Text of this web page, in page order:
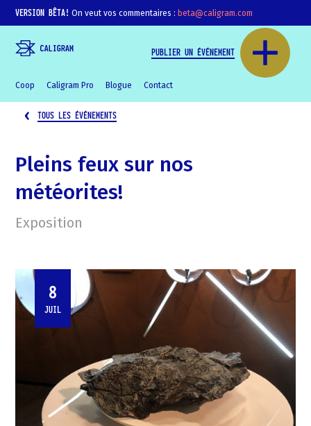
VERSION BÊTA! On veut vos commentaires : beta@caligram.com
Coop Caligram Pro Blogue Contact
PUBLIER UN ÉVÉNEMENT
TOUS LES ÉVÉNEMENTS
Pleins feux sur nos
météorites!
Exposition
8
JUIL